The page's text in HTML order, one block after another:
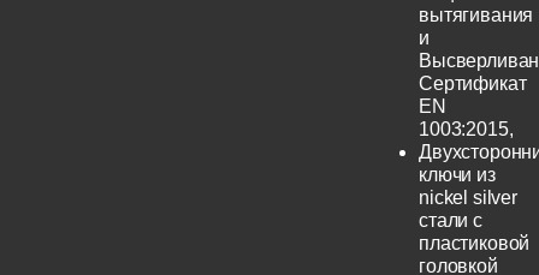
вытягивания
и
Сертификат
EN
1003:2015,
ключи из
nickel silver
стали с
пластиковой
головкой